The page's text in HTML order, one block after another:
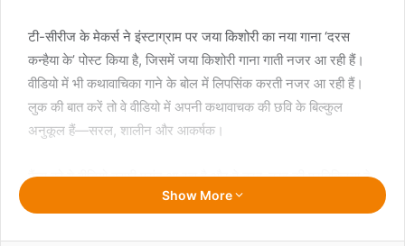
टी-सीरीज के मेकर्स ने इंस्टाग्राम पर जया किशोरी का नया गाना ‘दरस
कन्हैया के’ पोस्ट किया है, जिसमें जया किशोरी गाना गाती नजर आ रही हैं।
वीडियो में भी कथावाचिका गाने के बोल में लिपसिंक करती नजर आ रही हैं।
लुक की बात करें तो वे वीडियो में अपनी कथावाचक की छवि के बिल्कुल
अनुकूल हैं—सरल, शालीन और आकर्षक।
फैंस को ये वीडियो काफी पसंद आ रहा है और वे तरह-तरह की प्रतिक्रिया दे
रहे हैं। एक यूजर ने लिखा, “जय श्री राधाकृष्णा,” दूसरा यूजर कमेंट करता
Show More